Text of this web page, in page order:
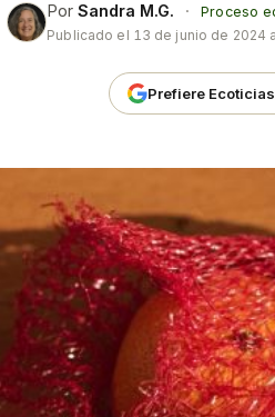
PorSandra M.G. ·
Proceso
Publicado el 13 de junio de 2024
Prefiere